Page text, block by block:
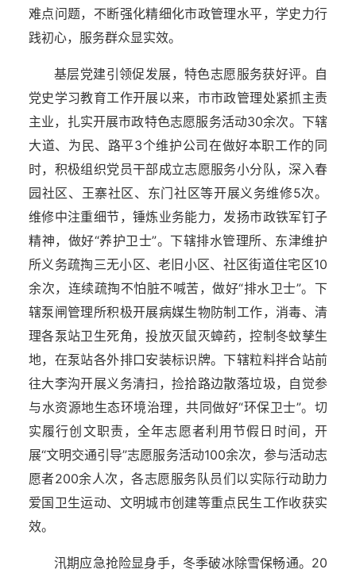
难点问题，不断强化精细化市政管理水平，学史力行
践初心，服务群众显实效。
基层党建引领促发展，特色志愿服务获好评。自
党史学习教育工作开展以来，市市政管理处紧抓主责
主业，扎实开展市政特色志愿服务活动30余次。下辖
大道、为民、路平3个维护公司在做好本职工作的同
时，积极组织党员干部成立志愿服务小分队，深入春
园社区、王寨社区、东门社区等开展义务维修5次。
维修中注重细节，锤炼业务能力，发扬市政铁军钉子
精神，做好“养护卫士”。下辖排水管理所、东津维护
所义务疏掏三无小区、老旧小区、社区街道住宅区10
余次，连续疏掏不怕脏不喊苦，做好“排水卫士”。下
辖泵闸管理所积极开展病媒生物防制工作，消毒、清
理各泵站卫生死角，投放灭鼠灭蟑药，控制冬蚊孳生
地，在泵站各外排口安装标识牌。下辖粒料拌合站前
往大李沟开展义务清扫，捡拾路边散落垃圾，自觉参
与水资源地生态环境治理，共同做好“环保卫士”。切
实履行创文职责，全年志愿者利用节假日时间，开
展“文明交通引导”志愿服务活动100余次，参与活动志
愿者200余人次，各志愿服务队员们以实际行动助力
爱国卫生运动、文明城市创建等重点民生工作收获实
效。
汛期应急抢险显身手，冬季破冰除雪保畅通。20